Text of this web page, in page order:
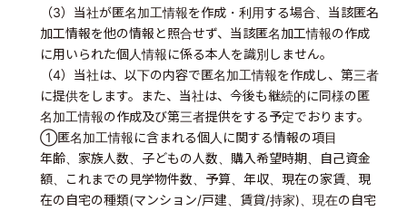
（3）当社が匿名加工情報を作成・利用する場合、当該匿名
加工情報を他の情報と照合せず、当該匿名加工情報の作成
に用いられた個人情報に係る本人を識別しません。
（4）当社は、以下の内容で匿名加工情報を作成し、第三者
に提供をします。また、当社は、今後も継続的に同様の匿
名加工情報の作成及び第三者提供をする予定でおります。
①匿名加工情報に含まれる個人に関する情報の項目
年齢、家族人数、子どもの人数、購入希望時期、自己資金
額、これまでの見学物件数、予算、年収、現在の家賃、現
在の自宅の種類(マンション/戸建、賃貸/持家)、現在の自宅